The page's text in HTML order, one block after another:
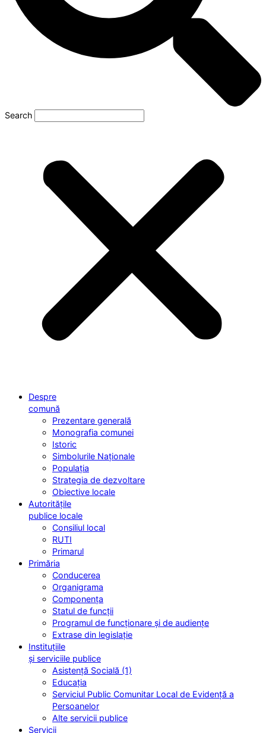
Search
Despre
comună
Prezentare generală
Monografia comunei
Istoric
Simbolurile Naționale
Populația
Strategia de dezvoltare
Obiective locale
Autoritățile
publice locale
Consiliul local
RUTI
Primarul
Primăria
Conducerea
Organigrama
Componența
Statul de funcții
Programul de funcționare și de audiențe
Extrase din legislație
Instituțiile
și serviciile publice
Asistență Socială (1)
Educația
Serviciul Public Comunitar Local de Evidență a
Persoanelor
Alte servicii publice
Servicii